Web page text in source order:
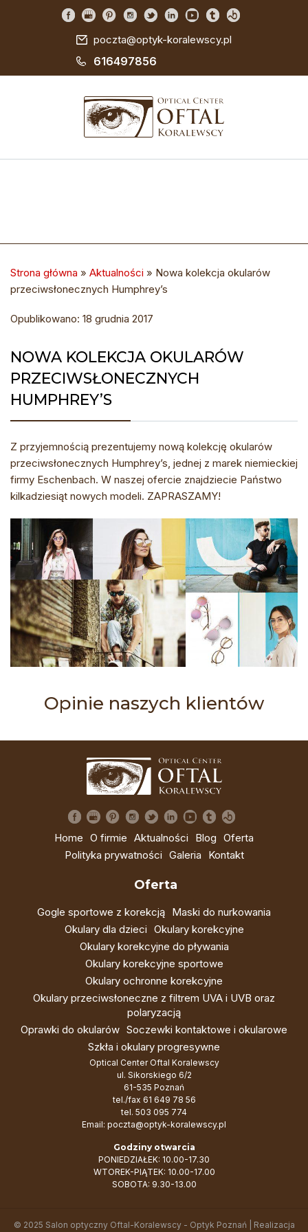
poczta@optyk-koralewscy.pl
616497856
Strona główna » Aktualności » Nowa kolekcja okularów
przeciwsłonecznych Humphrey’s
Opublikowano: 18 grudnia 2017
NOWA KOLEKCJA OKULARÓW
PRZECIWSŁONECZNYCH
HUMPHREY’S
Z przyjemnością prezentujemy nową kolekcję okularów
przeciwsłonecznych Humphrey’s, jednej z marek niemieckiej
firmy Eschenbach. W naszej ofercie znajdziecie Państwo
kilkadziesiąt nowych modeli. ZAPRASZAMY!
Opinie naszych klientów
Home O firmie Aktualności Blog Oferta
Polityka prywatności Galeria Kontakt
Oferta
Gogle sportowe z korekcją Maski do nurkowania
Okulary dla dzieci Okulary korekcyjne
Okulary korekcyjne do pływania
Okulary korekcyjne sportowe
Okulary ochronne korekcyjne
Okulary przeciwsłoneczne z filtrem UVA i UVB oraz
polaryzacją
Oprawki do okularów Soczewki kontaktowe i okularowe
Szkła i okulary progresywne
Optical Center Oftal Koralewscy
ul. Sikorskiego 6/2
61-535 Poznań
tel./fax 61 649 78 56
tel. 503 095 774
Email: poczta@optyk-koralewscy.pl
Godziny otwarcia
PONIEDZIAŁEK: 10.00-17.30
WTOREK-PIĄTEK: 10.00-17.00
SOBOTA: 9.30-13.00
© 2025 Salon optyczny Oftal-Koralewscy - Optyk Poznań | Realizacja